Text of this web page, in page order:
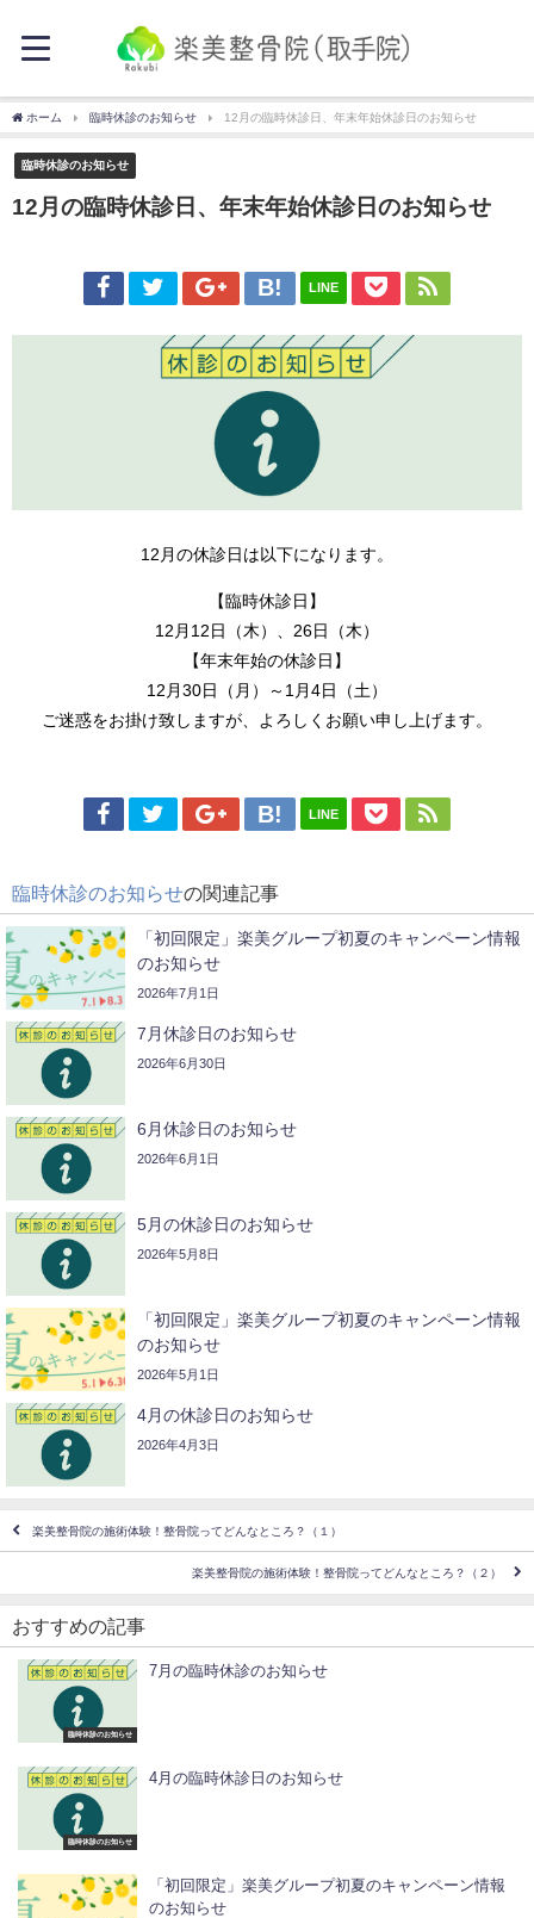
ホーム 臨時休診のお知らせ 12月の臨時休診日、年末年始休診日のお知らせ
臨時休診のお知らせ
12月の臨時休診日、年末年始休診日のお知らせ
LINE
12月の休診日は以下になります。
【臨時休診日】
12月12日（木）、26日（木）
【年末年始の休診日】
12月30日（月）～1月4日（土）
ご迷惑をお掛け致しますが、よろしくお願い申し上げます。
LINE
臨時休診のお知らせの関連記事
「初回限定」楽美グループ初夏のキャンペーン情報
のお知らせ
2026年7月1日
7月休診日のお知らせ
2026年6月30日
6月休診日のお知らせ
2026年6月1日
5月の休診日のお知らせ
2026年5月8日
「初回限定」楽美グループ初夏のキャンペーン情報
のお知らせ
2026年5月1日
4月の休診日のお知らせ
2026年4月3日
楽美整骨院の施術体験！整骨院ってどんなところ？（１）
楽美整骨院の施術体験！整骨院ってどんなところ？（２）
おすすめの記事
臨時休診のお知らせ
7月の臨時休診のお知らせ
臨時休診のお知らせ
4月の臨時休診日のお知らせ
「初回限定」楽美グループ初夏のキャンペーン情報
のお知らせ